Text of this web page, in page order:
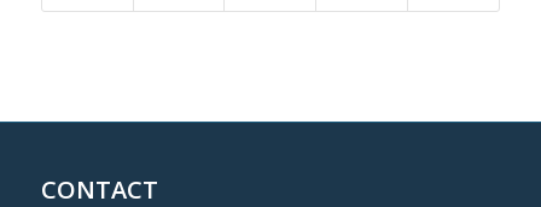
CONTACT